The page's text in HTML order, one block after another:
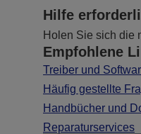
Hilfe
Holen Sie sich die
Empfohlene
Treiber und
Häufig gestellte
Handbücher und
Reparaturservices